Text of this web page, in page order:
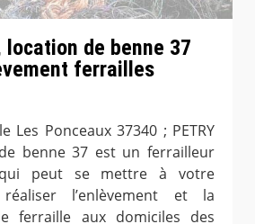
location de benne 37
ferrailles
Les Ponceaux 37340 ; PETRY
benne 37 est un ferrailleur
qui peut se mettre à votre
l’enlèvement et la
ferraille aux domiciles des